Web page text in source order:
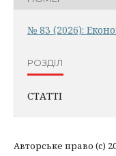
№ 83 (2026):
РОЗДІЛ
СТАТТІ
Авторське право (c)